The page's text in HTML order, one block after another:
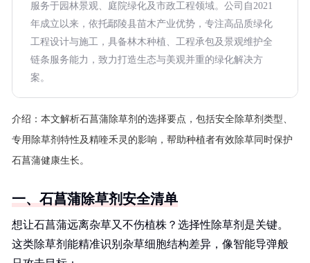
服务于园林景观、庭院绿化及市政工程领域。公司自2021
年成立以来，依托鄢陵县苗木产业优势，专注高品质绿化
工程设计与施工，具备林木种植、工程承包及景观维护全
链条服务能力，致力打造生态与美观并重的绿化解决方
案。
介绍： 本文解析石菖蒲除草剂的选择要点，包括安全除草剂类型、
专用除草剂特性及精喹禾灵的影响，帮助种植者有效除草同时保护
石菖蒲健康生长。
一、石菖蒲除草剂安全清单
想让石菖蒲远离杂草又不伤植株？选择性除草剂是关键。
这类除草剂能精准识别杂草细胞结构差异，像智能导弹般